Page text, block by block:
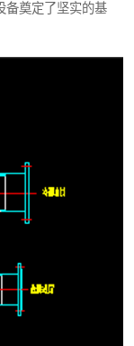
备奠定了坚实的基